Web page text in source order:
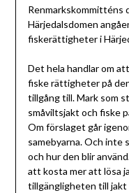
Renmarkskommitténs
Härjedalsdomen
fiskerättigheter i
Det hela handlar om
fiske rättigheter på
tillgång till. Mark som
småviltsjakt och fiske
Om förslaget går
samebyarna. Och inte
och hur den blir
att kosta mer att lösa
tillgängligheten till jakt